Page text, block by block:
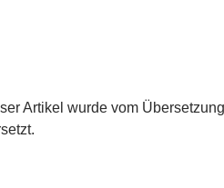
Artikel wurde vom